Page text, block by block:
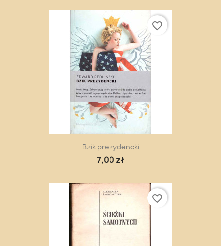
Bzik prezydencki
7,00 zł
favorite_border
favorite_border